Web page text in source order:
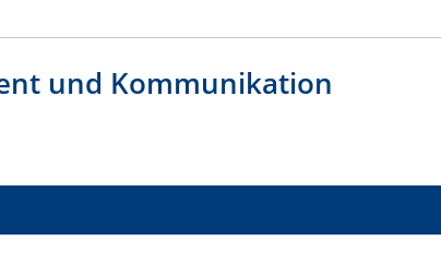
und Kommunikation